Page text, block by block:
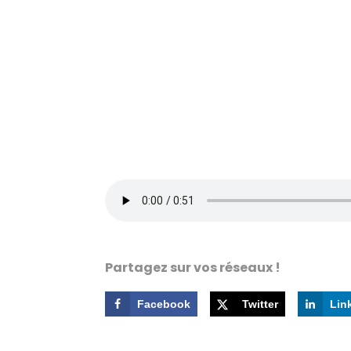
Partagez sur vos réseaux !
Facebook Twitter